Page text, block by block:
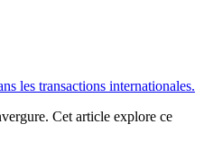
Cet article explore ce